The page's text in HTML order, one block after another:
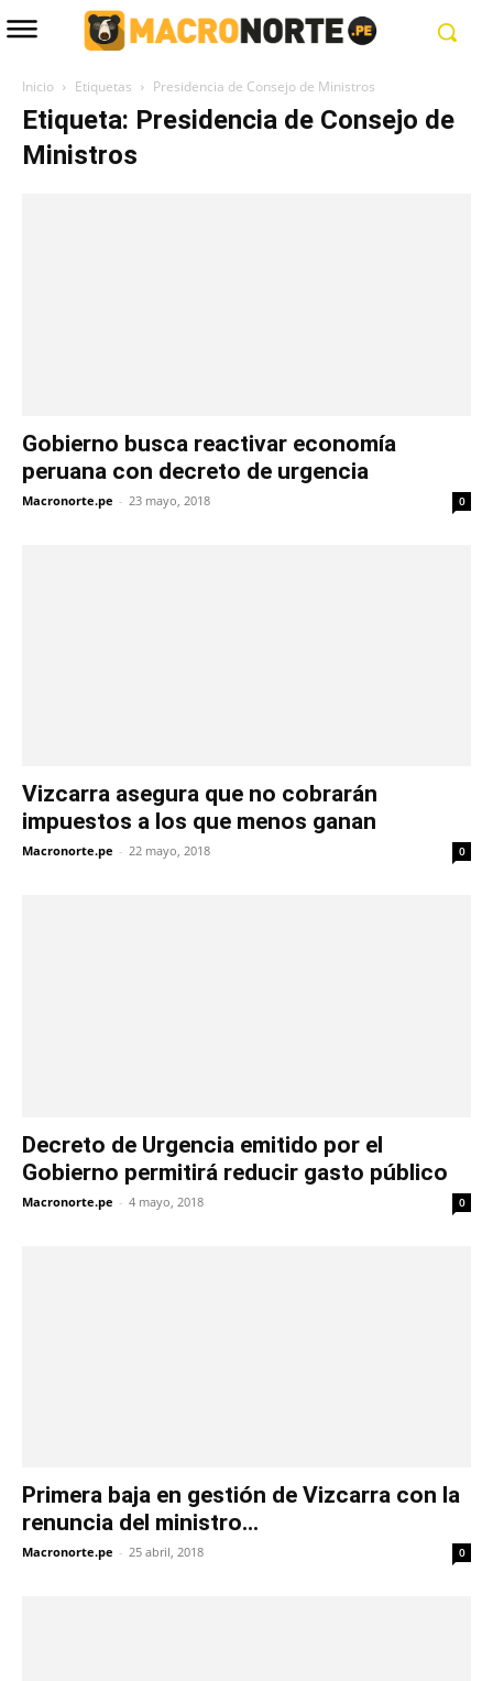
Inicio Etiquetas Presidencia de Consejo de Ministros
Etiqueta: Presidencia de Consejo de
Ministros
Gobierno busca reactivar economía
peruana con decreto de urgencia
Macronorte.pe - 23 mayo, 2018 0
Vizcarra asegura que no cobrarán
impuestos a los que menos ganan
Macronorte.pe - 22 mayo, 2018 0
Decreto de Urgencia emitido por el
Gobierno permitirá reducir gasto público
Macronorte.pe - 4 mayo, 2018 0
Primera baja en gestión de Vizcarra con la
renuncia del ministro...
Macronorte.pe - 25 abril, 2018 0